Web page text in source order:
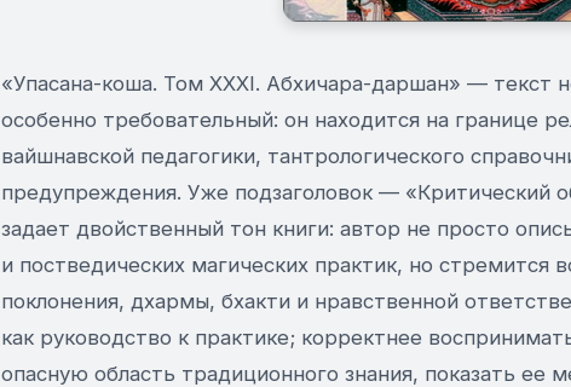
«Упасана-коша. Том XXXI. Абхичара-даршан» — текст
особенно требовательный: он находится на границе
вайшнавской педагогики, тантрологического
предупреждения. Уже подзаголовок — «Критический
задает двойственный тон книги: автор не просто
и постведических магических практик, но стремится
поклонения, дхармы, бхакти и нравственной
как руководство к практике; корректнее
опасную область традиционного знания, показать ее